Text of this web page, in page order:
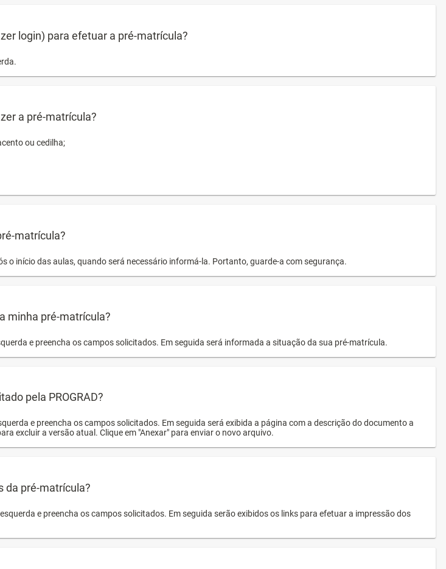
login) para efetuar a pré-matrícula?
a pré-matrícula?
ou cedilha;
matrícula?
o início das aulas, quando será necessário informá-la. Portanto, guarde-a com segurança.
minha pré-matrícula?
e preencha os campos solicitados. Em seguida será informada a situação da sua pré-matrícula.
pela PROGRAD?
e preencha os campos solicitados. Em seguida será exibida a página com a descrição do documento a
excluir a versão atual. Clique em "Anexar" para enviar o novo arquivo.
da pré-matrícula?
e preencha os campos solicitados. Em seguida serão exibidos os links para efetuar a impressão dos